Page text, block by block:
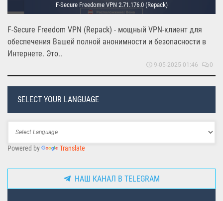
F-Secure Freedome VPN 2.71.176.0 (Repack)
F-Secure Freedom VPN (Repack) - мощный VPN-клиент для
обеспечения Вашей полной анонимности и безопасности в
Интернете. Это..
9-05-2025 01:46 0
SELECT YOUR LANGUAGE
Powered by Translate
НАШ КАНАЛ В TELEGRAM